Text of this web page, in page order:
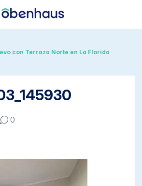
con Terraza Norte en La Florida
0